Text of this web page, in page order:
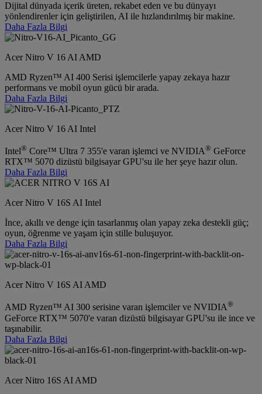
Dijital dünyada içerik üreten, rekabet eden ve bu dünyayı
yönlendirenler için geliştirilen, AI ile hızlandırılmış bir makine.
Daha Fazla Bilgi
Acer Nitro V 16 AI AMD
AMD Ryzen™ AI 400 Serisi işlemcilerle yapay zekaya hazır
performans ve mobil oyun gücü bir arada.
Daha Fazla Bilgi
Acer Nitro V 16 AI Intel
Intel® Core™ Ultra 7 355'e varan işlemci ve NVIDIA® GeForce
RTX™ 5070 dizüstü bilgisayar GPU'su ile her şeye hazır olun.
Daha Fazla Bilgi
Acer Nitro V 16S AI Intel
İnce, akıllı ve denge için tasarlanmış olan yapay zeka destekli güç;
oyun, öğrenme ve yaşam için stille buluşuyor.
Daha Fazla Bilgi
Acer Nitro V 16S AI AMD
AMD Ryzen™ AI 300 serisine varan işlemciler ve NVIDIA®
GeForce RTX™ 5070'e varan dizüstü bilgisayar GPU'su ile ince ve
taşınabilir.
Daha Fazla Bilgi
Acer Nitro 16S AI AMD